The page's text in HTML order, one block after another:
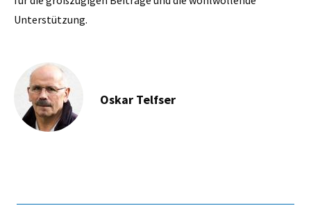
Unterstützung.
Oskar Telfser